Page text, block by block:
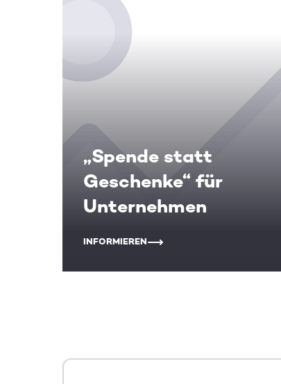
„Spende statt
Geschenke“ für
Unternehmen
INFORMIEREN